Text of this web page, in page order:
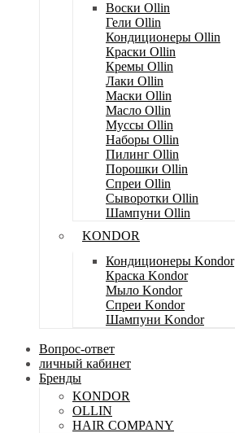
Воски Ollin
Гели Ollin
Кондиционеры Ollin
Краски Ollin
Кремы Ollin
Лаки Ollin
Маски Ollin
Масло Ollin
Муссы Ollin
Наборы Ollin
Пилинг Ollin
Порошки Ollin
Спреи Ollin
Сыворотки Ollin
Шампуни Ollin
KONDOR
Кондиционеры Kondor
Краска Kondor
Мыло Kondor
Спреи Kondor
Шампуни Kondor
Вопрос-ответ
личный кабинет
Бренды
KONDOR
OLLIN
HAIR COMPANY